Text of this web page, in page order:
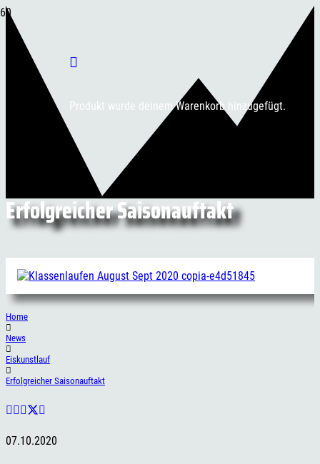
Produkt wurde deinem Warenkorb hinzugefügt.
Erfolgreicher Saisonauftakt
Home
News
Eiskunstlauf
Erfolgreicher Saisonauftakt
07.10.2020